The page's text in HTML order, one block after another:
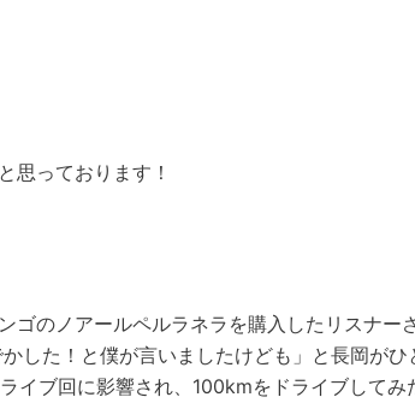
思っております！
ゴのノアールペルラネラを購入したリスナーさ
した！と僕が言いましたけども」と長岡がひ
イブ回に影響され、100kmをドライブしてみ